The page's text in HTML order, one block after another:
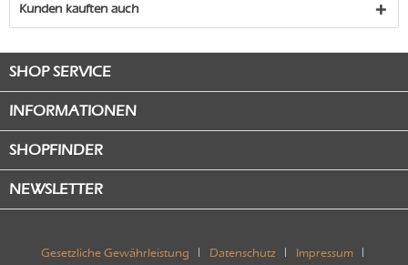
Kunden kauften auch
SHOP SERVICE
INFORMATIONEN
SHOPFINDER
NEWSLETTER
Gesetzliche Gewährleistung Datenschutz Impressum